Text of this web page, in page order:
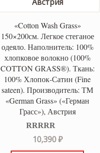
«Cotton Wash Grass»
150×200см. Легкое стеганое
одеяло. Наполнитель: 100%
хлопковое волокно (100%
COTTON GRASS®). Ткань:
100% Хлопок-Сатин (Fine
sateen). Производитель: ТМ
«German Grass» («Герман
Грасс»), Австрия
Оценка5.00
из 5
10,390₽